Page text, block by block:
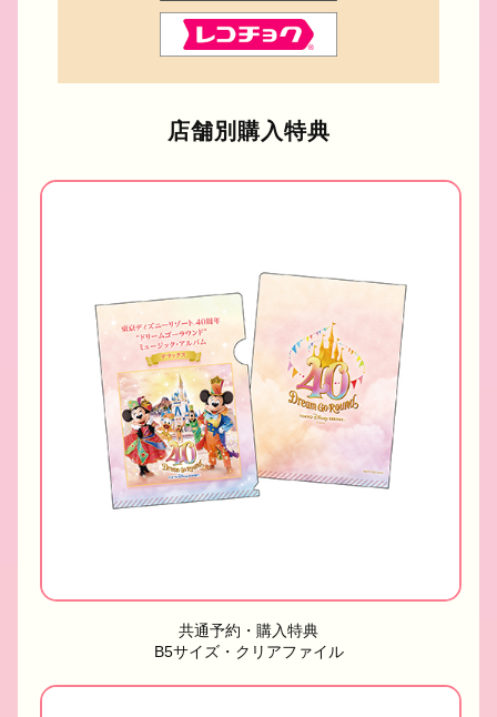
店舗別購入特典
共通予約・購入特典
B5サイズ・クリアファイル